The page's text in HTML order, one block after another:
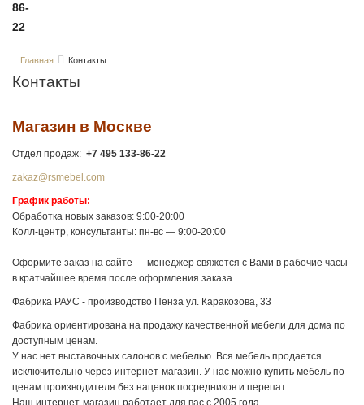
86-
22
Главная Контакты
Контакты
Магазин в Москве
Отдел продаж: +7 495 133-86-22
zakaz@rsmebel.com
График работы:
Обработка новых заказов: 9:00-20:00
Колл-центр, консультанты: пн-вс — 9:00-20:00
Оформите заказ на сайте — менеджер свяжется с Вами в рабочие часы
в кратчайшее время после оформления заказа.
Фабрика РАУС - производство Пенза ул. Каракозова, 33
Фабрика ориентирована на продажу качественной мебели для дома по
доступным ценам.
У нас нет выставочных салонов с мебелью. Вся мебель продается
исключительно через интернет-магазин. У нас можно купить мебель по
ценам производителя без наценок посредников и перепат.
Наш интернет-магазин работает для вас с 2005 года.